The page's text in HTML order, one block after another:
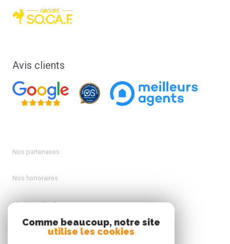
Avis clients
Nos partenaires
Nos honoraires
Mentions légales
Comme beaucoup, notre site
utilise les cookies